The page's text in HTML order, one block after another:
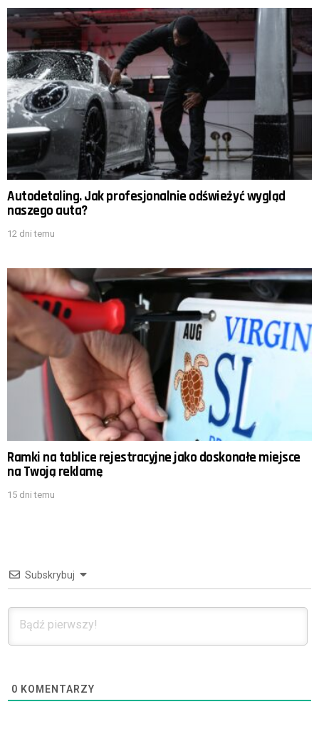
Autodetaling. Jak profesjonalnie odświeżyć wygląd
naszego auta?
12 dni temu
Ramki na tablice rejestracyjne jako doskonałe miejsce
na Twoją reklamę
15 dni temu
Subskrybuj
0 KOMENTARZY